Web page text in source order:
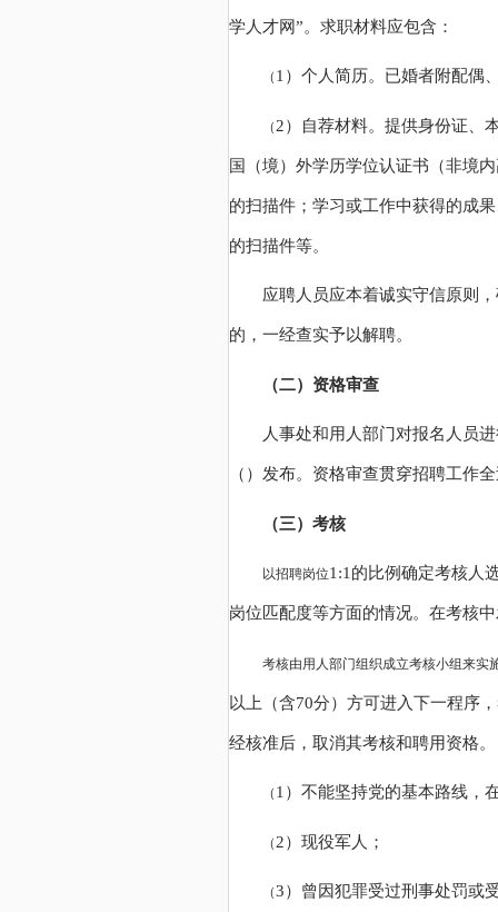
学人才网”。求职材料应包含：
（ 1）个人简历。已婚者附配偶
（ 2）自荐材料。提供身份证、
国（境）外学历学位认证书（非境
的扫描件；学习或工作中获得的成
的扫描件等。
应聘人员应本着诚实守信原则
的，一经查实予以解聘。
（二）资格审查
人事处和用人部门对报名人员
（ ）发布。资格审查贯穿招聘工作
（三）考核
以招聘岗位1:1的比例确定考核人
岗位匹配度等方面的情况。在考核
考核由用人部门组织成立考核小组来实
以上（含70分）方可进入下一程序
经核准后，取消其考核和聘用资格。
（ 1）不能坚持党的基本路线，
（ 2）现役军人；
（3）曾因犯罪受过刑事处罚或